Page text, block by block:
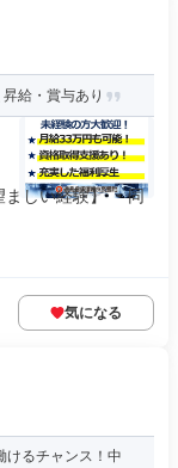
給・賞与あり
しい経験】 ・同
気になる
けるチャンス！中